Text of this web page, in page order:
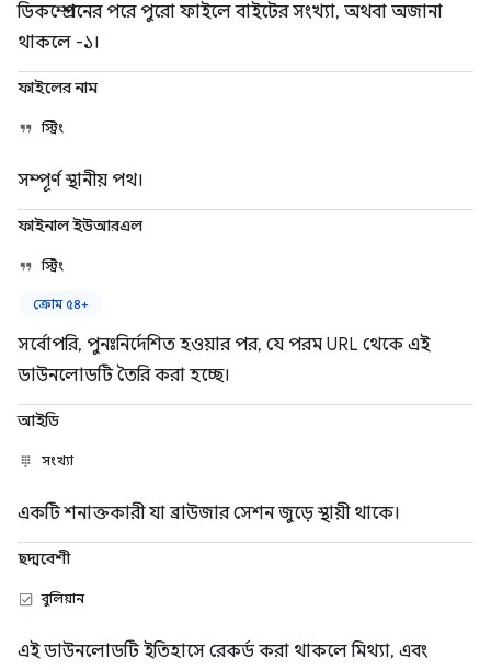
ডিকম্প্রেশনের পরে পুরো ফাইলে বাইটের সংখ্যা, অথবা অজানা
থাকলে -১।
ফাইলের নাম
স্ট্রিং
সম্পূর্ণ স্থানীয় পথ।
ফাইনাল ইউআরএল
স্ট্রিং
ক্রোম ৫৪+
সর্বোপরি, পুনঃনির্দেশিত হওয়ার পর, যে পরম URL থেকে এই
ডাউনলোডটি তৈরি করা হচ্ছে।
আইডি
সংখ্যা
একটি শনাক্তকারী যা ব্রাউজার সেশন জুড়ে স্থায়ী থাকে।
ছদ্মবেশী
বুলিয়ান
এই ডাউনলোডটি ইতিহাসে রেকর্ড করা থাকলে মিথ্যা, এবং